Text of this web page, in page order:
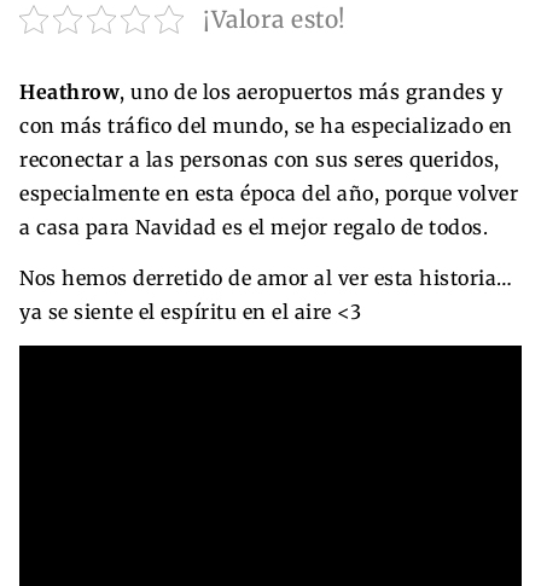
¡Valora esto!
Heathrow, uno de los aeropuertos más grandes y
con más tráfico del mundo, se ha especializado en
reconectar a las personas con sus seres queridos,
especialmente en esta época del año, porque volver
a casa para Navidad es el mejor regalo de todos.
Nos hemos derretido de amor al ver esta historia…
ya se siente el espíritu en el aire <3